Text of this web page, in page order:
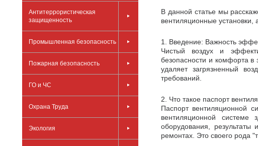
Антитеррористическая
защищенность
Промышленная безопасность
Пожарная безопасность
ГО и ЧС
Охрана Труда
Экология
В данной статье мы
вентиляционные
1. Введение: Важность
Чистый воздух и
безопасности и комфорта
удаляет загрязненный
требований.
2. Что такое паспорт
Паспорт вентиляционной
вентиляционной системе
оборудования,
ремонтах. Это своего рода